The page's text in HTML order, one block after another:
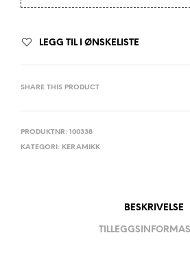
LEGG TIL I ØNSKELISTE
SHARE THIS PRODUCT
PRODUKTNR: 100338
KATEGORI: KERAMIKK
BESKRIVELSE